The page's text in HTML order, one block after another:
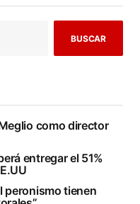
BUSCAR
como director
entregar el 51%
peronismo tienen